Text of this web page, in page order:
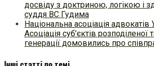
досвіду з доктриною, логікою і
суддя ВС Гудима
Національна асоціація адвокатів
Асоціація суб’єктів
генерації домовились про